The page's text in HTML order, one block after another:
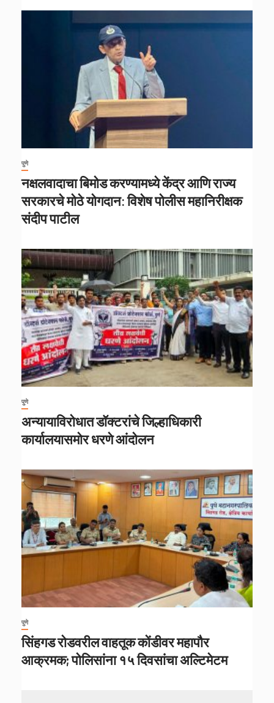
पुणे
नक्षलवादाचा बिमोड करण्यामध्ये केंद्र आणि राज्य
सरकारचे मोठे योगदान: विशेष पोलीस महानिरीक्षक
संदीप पाटील
पुणे
अन्यायाविरोधात डॉक्टरांचे जिल्हाधिकारी
कार्यालयासमोर धरणे आंदोलन
पुणे
सिंहगड रोडवरील वाहतूक कोंडीवर महापौर
आक्रमक; पोलिसांना १५ दिवसांचा अल्टिमेटम